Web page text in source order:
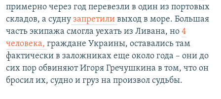
примерно через год перевезли в один из портовых
складов, а судну запретили выход в море. Большая
часть экипажа смогла уехать из Ливана, но 4
человека, граждане Украины, оставались там
фактически в заложниках еще около года – они до
сих пор обвиняют Игоря Гречушкина в том, что он
бросил их, судно и груз на произвол судьбы.